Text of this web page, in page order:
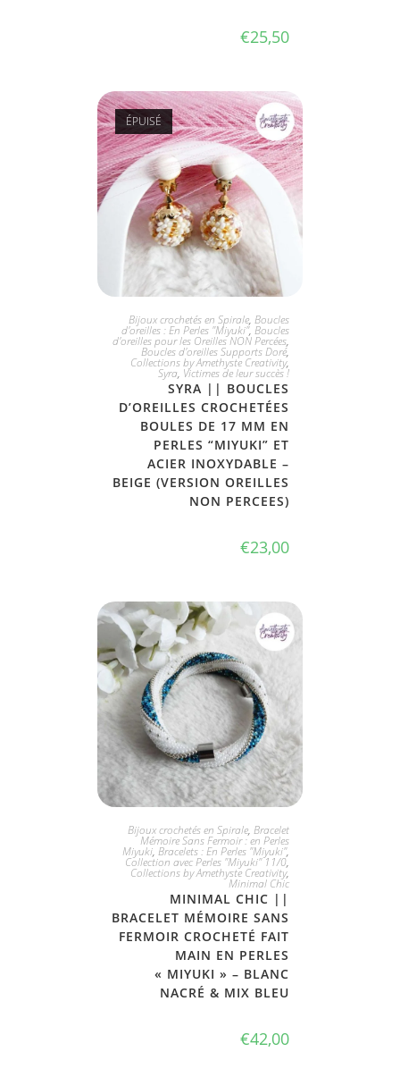
€25,50
ÉPUISÉ
PLUS DISPONIBLE
Bijoux crochetés en Spirale, Boucles
d'oreilles : En Perles "Miyuki", Boucles
d'oreilles pour les Oreilles NON Percées,
Boucles d'oreilles Supports Doré,
Collections by Amethyste Creativity,
Syra, Victimes de leur succès !
SYRA || BOUCLES
D’OREILLES CROCHETÉES
BOULES DE 17 MM EN
PERLES “MIYUKI” ET
ACIER INOXYDABLE –
BEIGE (VERSION OREILLES
NON PERCEES)
€23,00
JE L'ADOPTE
Bijoux crochetés en Spirale, Bracelet
Mémoire Sans Fermoir : en Perles
Miyuki, Bracelets : En Perles "Miyuki",
Collection avec Perles "Miyuki" 11/0,
Collections by Amethyste Creativity,
Minimal Chic
MINIMAL CHIC ||
BRACELET MÉMOIRE SANS
FERMOIR CROCHETÉ FAIT
MAIN EN PERLES
« MIYUKI » – BLANC
NACRÉ & MIX BLEU
€42,00